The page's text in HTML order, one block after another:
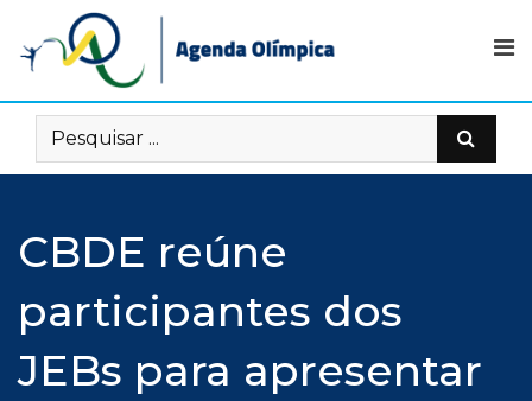
content
CBDE reúne
participantes dos
JEBs para apresentar